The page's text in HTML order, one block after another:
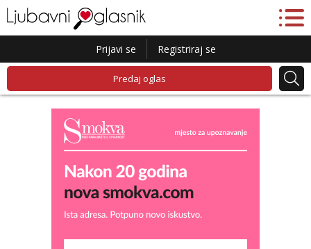
Prijavi se Registriraj se
Predaj oglas